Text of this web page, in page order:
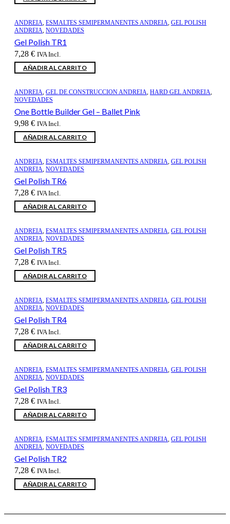
ANDREIA, ESMALTES SEMIPERMANENTES ANDREIA, GEL POLISH
ANDREIA, NOVEDADES
Gel Polish TR1
7,28 € IVA Incl.
AÑADIR AL CARRITO
ANDREIA, GEL DE CONSTRUCCION ANDREIA, HARD GEL ANDREIA,
NOVEDADES
One Bottle Builder Gel – Ballet Pink
9,98 € IVA Incl.
AÑADIR AL CARRITO
ANDREIA, ESMALTES SEMIPERMANENTES ANDREIA, GEL POLISH
ANDREIA, NOVEDADES
Gel Polish TR6
7,28 € IVA Incl.
AÑADIR AL CARRITO
ANDREIA, ESMALTES SEMIPERMANENTES ANDREIA, GEL POLISH
ANDREIA, NOVEDADES
Gel Polish TR5
7,28 € IVA Incl.
AÑADIR AL CARRITO
ANDREIA, ESMALTES SEMIPERMANENTES ANDREIA, GEL POLISH
ANDREIA, NOVEDADES
Gel Polish TR4
7,28 € IVA Incl.
AÑADIR AL CARRITO
ANDREIA, ESMALTES SEMIPERMANENTES ANDREIA, GEL POLISH
ANDREIA, NOVEDADES
Gel Polish TR3
7,28 € IVA Incl.
AÑADIR AL CARRITO
ANDREIA, ESMALTES SEMIPERMANENTES ANDREIA, GEL POLISH
ANDREIA, NOVEDADES
Gel Polish TR2
7,28 € IVA Incl.
AÑADIR AL CARRITO